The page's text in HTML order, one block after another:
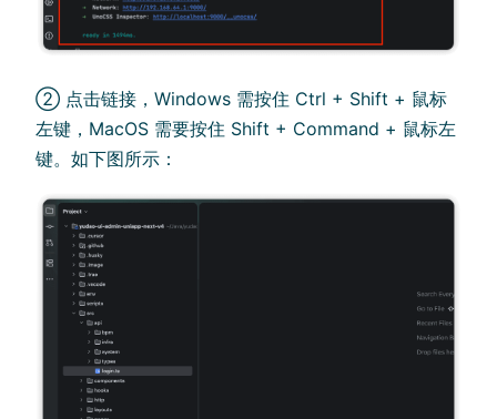
② 点击链接，Windows 需按住 Ctrl + Shift + 鼠标
左键，MacOS 需要按住 Shift + Command + 鼠标左
键。如下图所示：